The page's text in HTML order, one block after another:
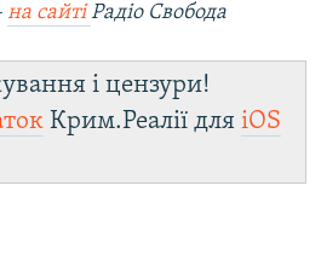
на сайтіРадіо Свобода
і цензури!
Крим.Реалії для iOS